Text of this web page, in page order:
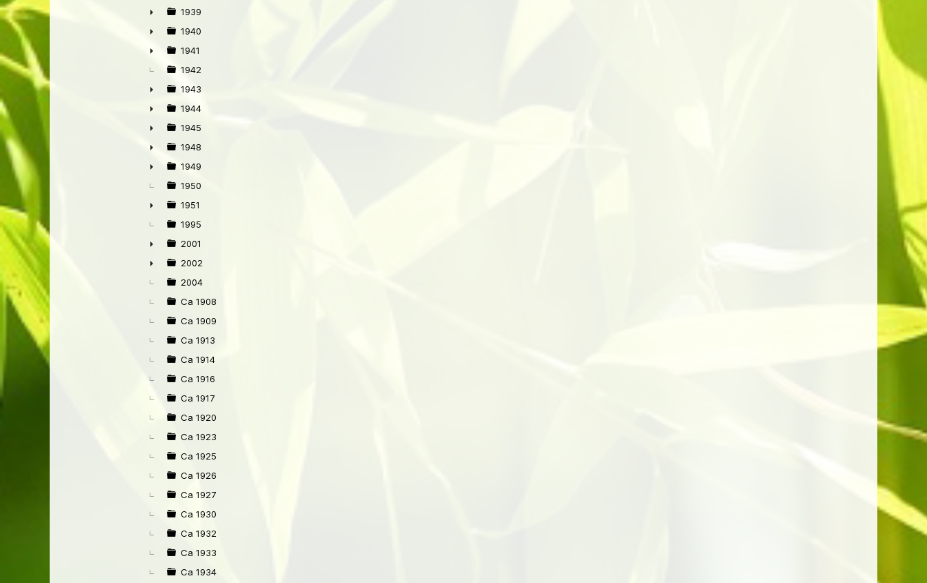
►
►
1939
►
1940
►
1941
1942
►
1943
►
1944
►
1945
►
1948
►
1949
1950
►
1951
1995
►
2001
►
2002
2004
Ca 1908
Ca 1909
Ca 1913
Ca 1914
Ca 1916
Ca 1917
Ca 1920
Ca 1923
Ca 1925
Ca 1926
Ca 1927
Ca 1930
Ca 1932
Ca 1933
Ca 1934